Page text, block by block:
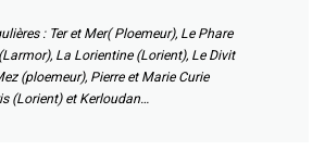
: Ter et Mer( Ploemeur), Le Phare
La Lorientine (Lorient), Le Divit
(ploemeur), Pierre et Marie Curie
(Lorient) et Kerloudan…